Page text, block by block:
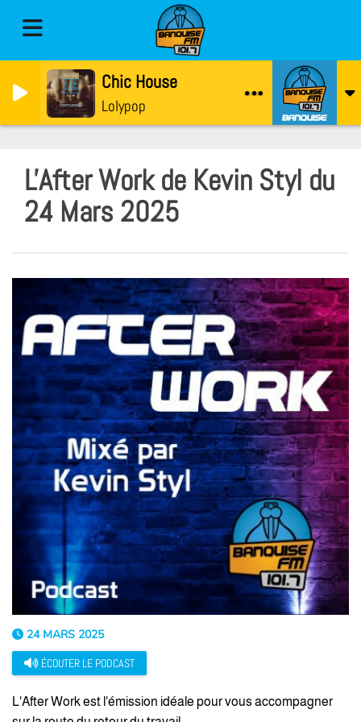
Chic House
Lolypop
L'After Work de Kevin Styl du
24 Mars 2025
24 MARS 2025
ÉCOUTER LE PODCAST
L'After Work est l'émission idéale pour vous accompagner